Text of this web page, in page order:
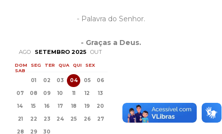
- Palavra do Senhor.
- Graças a Deus.
AGO SETEMBRO 2025 OUT
DOM SEG TER QUA QUI
SEX
SAB
01 02 03 04 05
06
07
08 09 10 11 12
13
14
15 16 17 18 19
20
21
22 23 24 25 26
27
28
29 30